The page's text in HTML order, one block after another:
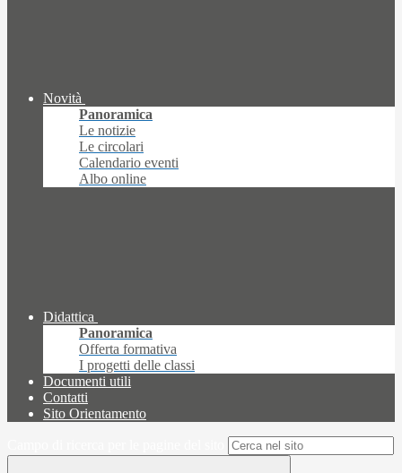
Novità
Panoramica
Le notizie
Le circolari
Calendario eventi
Albo online
Didattica
Panoramica
Offerta formativa
I progetti delle classi
Documenti utili
Contatti
Sito Orientamento